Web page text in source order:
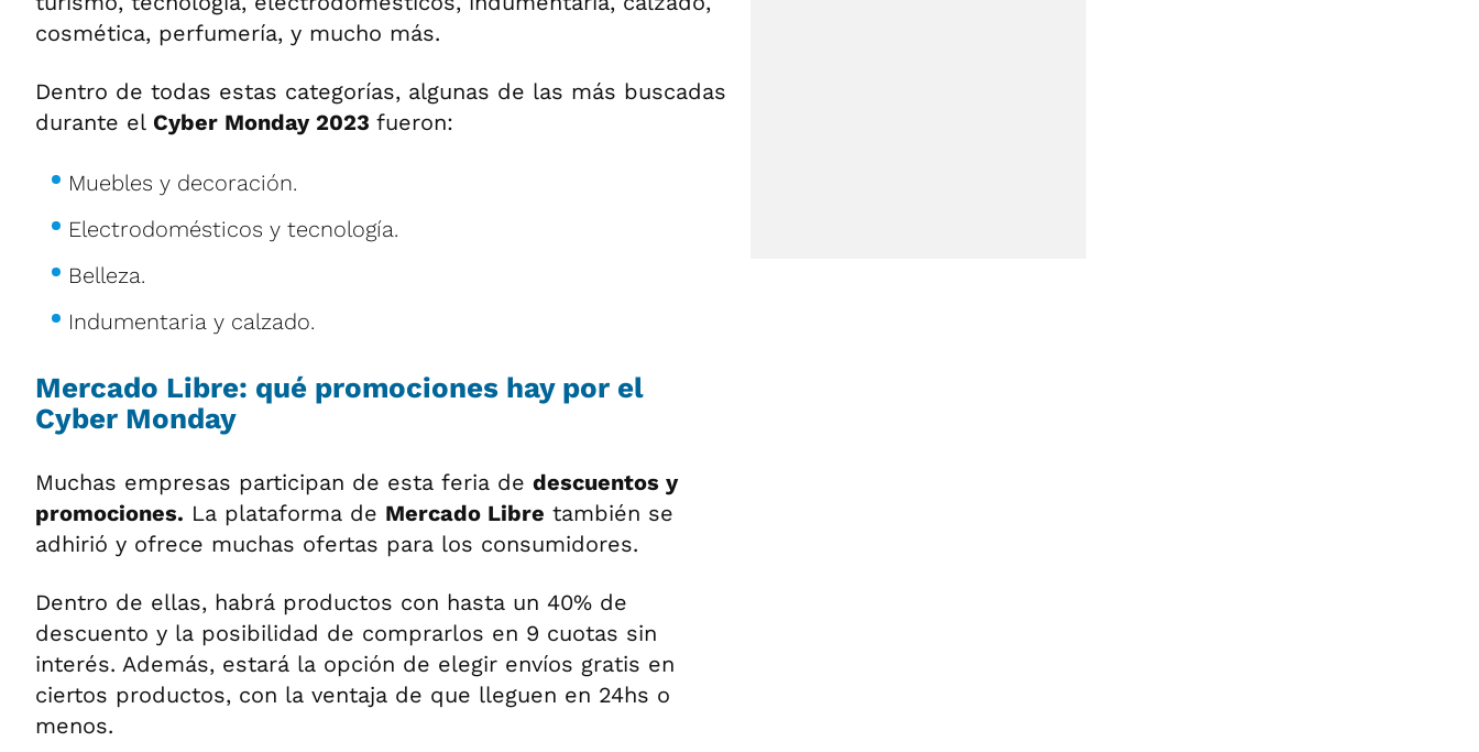
cosmética, perfumería, y mucho más.
Dentro de todas estas categorías, algunas de las más buscadas
durante el Cyber Monday 2023 fueron:
Muebles y decoración.
Electrodomésticos y tecnología.
Belleza.
Indumentaria y calzado.
Mercado Libre: qué promociones hay por el
Cyber Monday
Muchas empresas participan de esta feria de descuentos y
promociones. La plataforma de Mercado Libre también se
adhirió y ofrece muchas ofertas para los consumidores.
Dentro de ellas, habrá productos con hasta un 40% de
descuento y la posibilidad de comprarlos en 9 cuotas sin
interés. Además, estará la opción de elegir envíos gratis en
ciertos productos, con la ventaja de que lleguen en 24hs o
menos.